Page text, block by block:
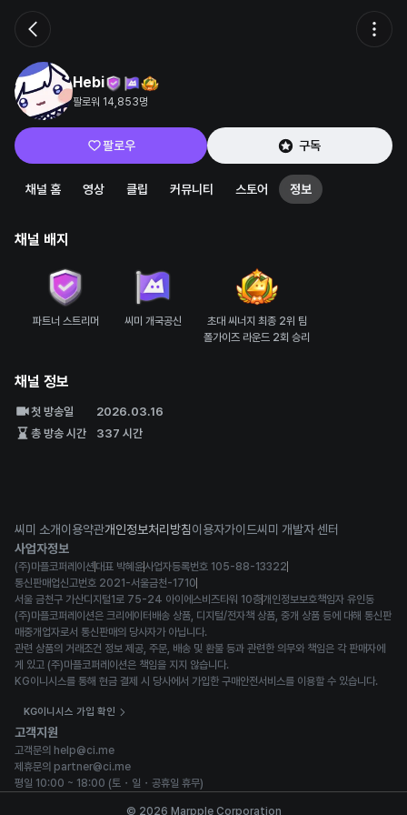
Hebi
팔로워 14,853명
팔로우 구독
채널 홈 영상 클립 커뮤니티 스토어 정보
채널 배지
파트너 스트리머 씨미 개국공신
초대 씨너지 최종 2위 팀
폴가이즈 라운드 2회 승리
채널 정보
첫 방송일
2026.03.16
총 방송 시간
337 시간
씨미 소개이용약관개인정보처리방침이용자가이드씨미 개발자 센터
사업자정보
(주)마플코퍼레이션 대표 박혜윤사업자등록번호 105-88-13322
통신판매업신고번호 2021-서울금천-1710
서울 금천구 가산디지털1로 75-24 아이에스비즈타워 10층개인정보보호책임자 유인동
(주)마플코퍼레이션은 크리에이터배송 상품, 디지털/전자책 상품, 중개 상품 등에 대해 통신판
매중개업자로서 통신판매의 당사자가 아닙니다.
관련 상품의 거래조건 정보 제공, 주문, 배송 및 환불 등과 관련한 의무와 책임은 각 판매자에
게 있고 (주)마플코퍼레이션은 책임을 지지 않습니다.
KG이니시스를 통해 현금 결제 시 당사에서 가입한 구매안전서비스를 이용할 수 있습니다.
KG이니시스 가입 확인
고객지원
고객문의 help@ci.me
제휴문의 partner@ci.me
평일 10:00 ~ 18:00 (토・일・공휴일 휴무)
© 2026 Marpple Corporation